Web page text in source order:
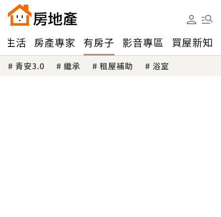
生活 房產專家 有房子 影音專區 買屋新知
青安3.0 繼承 租屋補助 浴室